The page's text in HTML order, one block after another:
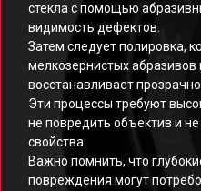
стекла с помощью
видимость дефектов.
Затем следует полировка,
мелкозернистых абразивов
восстанавливает
Эти процессы требуют
не повредить объектив и
свойства.
Важно помнить, что
повреждения могут